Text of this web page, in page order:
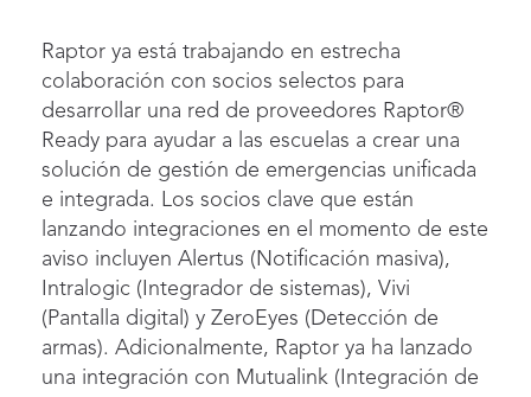
Raptor ya está trabajando en estrecha
colaboración con socios selectos para
desarrollar una red de proveedores Raptor®
Ready para ayudar a las escuelas a crear una
solución de gestión de emergencias unificada
e integrada. Los socios clave que están
lanzando integraciones en el momento de este
aviso incluyen Alertus (Notificación masiva),
Intralogic (Integrador de sistemas), Vivi
(Pantalla digital) y ZeroEyes (Detección de
armas). Adicionalmente, Raptor ya ha lanzado
una integración con Mutualink (Integración de